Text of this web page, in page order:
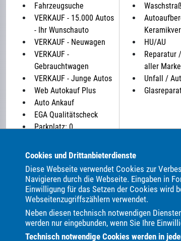
Cookies und Drittanbieterdienste
Diese Webseite verwendet Cookies zur
Navigieren durch die Webseite. Eingaben in
Einwilligung für das Setzen der Cookies wird
Webseitenzugriffszählern verwendet.
Neben diesen technisch notwendigen
werden nur eingebunden, wenn Sie Ihre
Technisch notwendige Cookies werden in
Fahrzeugsuche
VERKAUF - 15.000 Autos
- Ihr Wunschauto
VERKAUF - Neuwagen
VERKAUF -
Gebrauchtwagen
VERKAUF - Junge Autos
Web Autokauf Plus
Auto Ankauf
EGA Qualitätscheck
Parkplatz: 0
HU/AU
Reparatur
aller
Unfall /
ALLE MARKEN BEI UNS IM AUTOHANDEL:
Als Autohändler bieten wir Ihnen in unserem
ALPINA Abarth Adria Aixam Alfa
Cupra
DAF DFSK DS Automobiles
Harley-Davidson
Hobby Honda Hyundai
Maserati
Maxus Mazda Mercedes-Benz
Skoda
Smart Ssangyong Subaru